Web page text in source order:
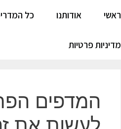
ראשי אודותנו כל
מדיניות פרטיות
המדפים